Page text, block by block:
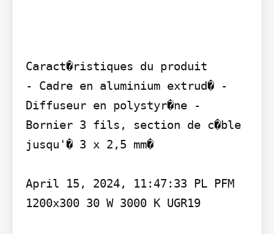
Caract�ristiques du produit
- Cadre en aluminium extrud� -
Diffuseur en polystyr�ne -
Bornier 3 fils, section de c�ble
jusqu'� 3 x 2,5 mm�
April 15, 2024, 11:47:33 PL PFM
1200x300 30 W 3000 K UGR19